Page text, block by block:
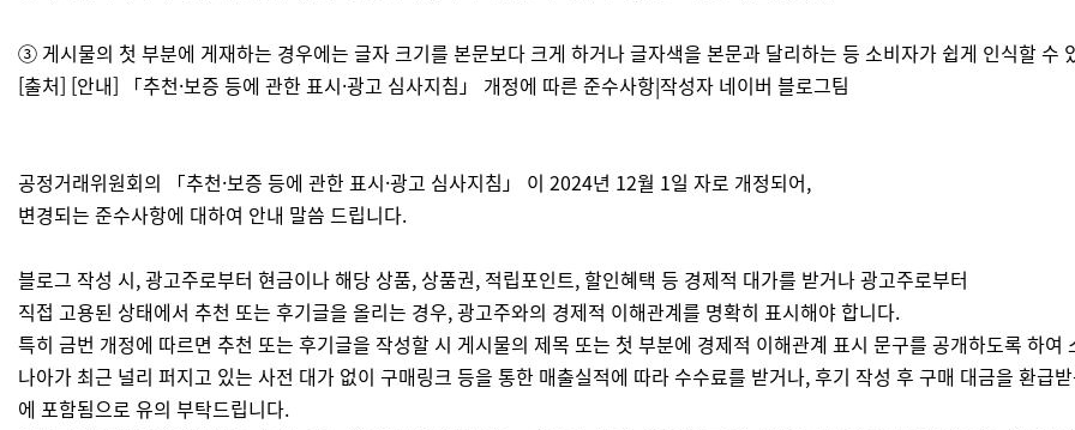
③ 게시물의 첫 부분에 게재하는 경우에는 글자 크기를 본문보다 크게 하거나 글자색을 본문과 달리하는 등 소비자가 쉽게 인식할 수
[출처] [안내] 「추천·보증 등에 관한 표시·광고 심사지침」 개정에 따른 준수사항|작성자 네이버 블로그팀
공정거래위원회의 「추천·보증 등에 관한 표시·광고 심사지침」 이 2024년 12월 1일 자로 개정되어,
변경되는 준수사항에 대하여 안내 말씀 드립니다.
블로그 작성 시, 광고주로부터 현금이나 해당 상품, 상품권, 적립포인트, 할인혜택 등 경제적 대가를 받거나 광고주로부터
직접 고용된 상태​에서 추천 또는 후기글을 올리는 경우, 광고주와의 경제적 이해관계를 명확히 표시해야 합니다.
특히 금번 개정에 따르면 추천 또는 후기글을 작성할 시 게시물의 제목 또는 첫 부분에 경제적 이해관계 표시 문구를 공개하도록 하
나아가 최근 널리 퍼지고 있는 사전 대가 없이 구매링크 등을 통한 매출실적에 따라 수수료를 받거나, 후기 작성 후 구매 대금을 환급
에 포함됨으로 유의 부탁드립니다.